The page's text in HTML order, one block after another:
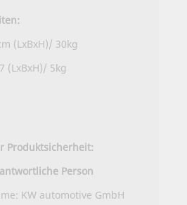
(LxBxH)/ 30kg
(LxBxH)/ 5kg
Produktsicherheit:
Person
KW automotive GmbH